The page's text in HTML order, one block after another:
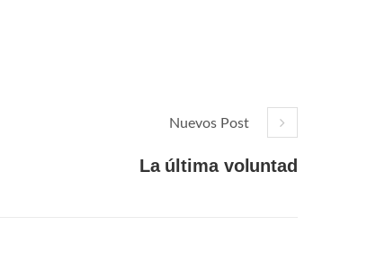
Nuevos Post
La última voluntad